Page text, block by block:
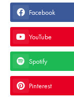
Facebook
YouTube
Spotify
Pinterest